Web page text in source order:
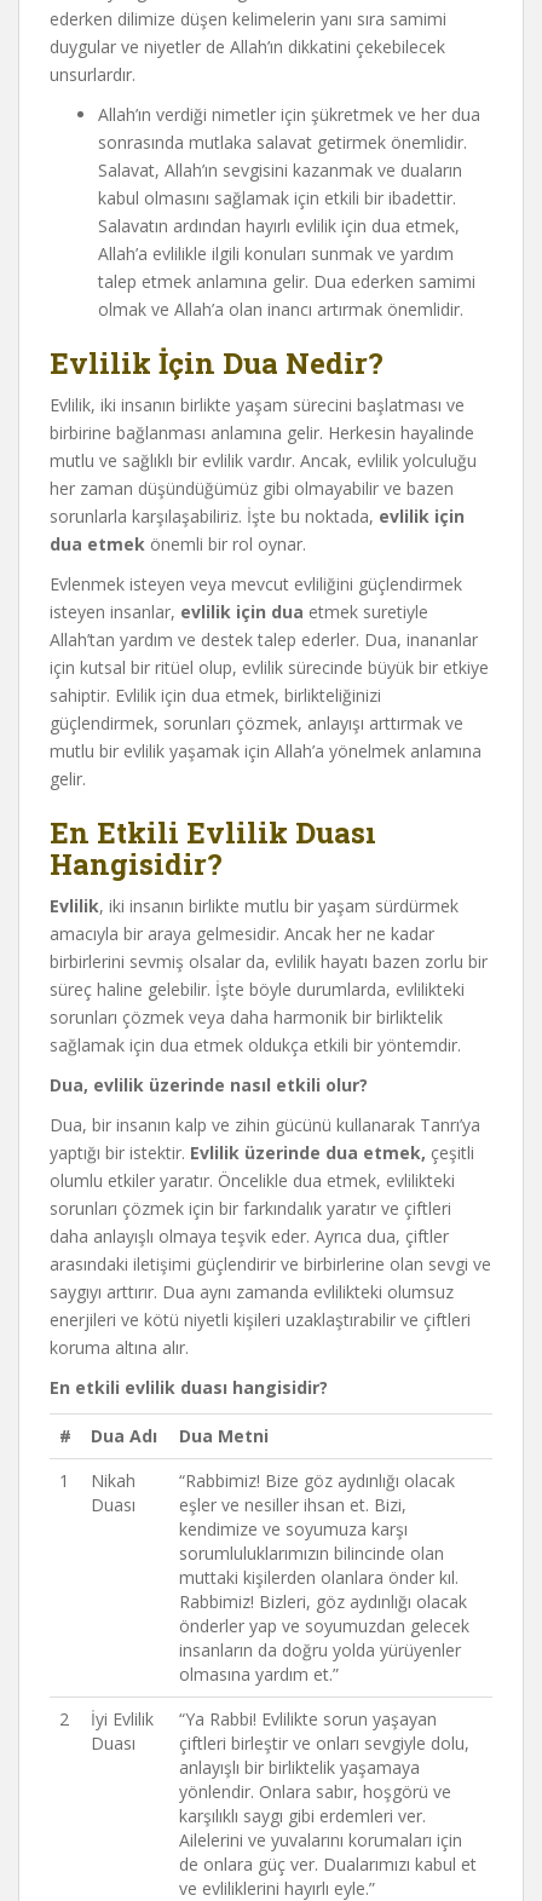
ederken dilimize düşen kelimelerin yanı sıra samimi
duygular ve niyetler de Allah’ın dikkatini çekebilecek
unsurlardır.
Allah’ın verdiği nimetler için şükretmek ve her dua
sonrasında mutlaka salavat getirmek önemlidir.
Salavat, Allah’ın sevgisini kazanmak ve duaların
kabul olmasını sağlamak için etkili bir ibadettir.
Salavatın ardından hayırlı evlilik için dua etmek,
Allah’a evlilikle ilgili konuları sunmak ve yardım
talep etmek anlamına gelir. Dua ederken samimi
olmak ve Allah’a olan inancı artırmak önemlidir.
Evlilik İçin Dua Nedir?
Evlilik, iki insanın birlikte yaşam sürecini başlatması ve
birbirine bağlanması anlamına gelir. Herkesin hayalinde
mutlu ve sağlıklı bir evlilik vardır. Ancak, evlilik yolculuğu
her zaman düşündüğümüz gibi olmayabilir ve bazen
sorunlarla karşılaşabiliriz. İşte bu noktada, evlilik için
dua etmek önemli bir rol oynar.
Evlenmek isteyen veya mevcut evliliğini güçlendirmek
isteyen insanlar, evlilik için dua etmek suretiyle
Allah’tan yardım ve destek talep ederler. Dua, inananlar
için kutsal bir ritüel olup, evlilik sürecinde büyük bir etkiye
sahiptir. Evlilik için dua etmek, birlikteliğinizi
güçlendirmek, sorunları çözmek, anlayışı arttırmak ve
mutlu bir evlilik yaşamak için Allah’a yönelmek anlamına
gelir.
En Etkili Evlilik Duası
Hangisidir?
Evlilik, iki insanın birlikte mutlu bir yaşam sürdürmek
amacıyla bir araya gelmesidir. Ancak her ne kadar
birbirlerini sevmiş olsalar da, evlilik hayatı bazen zorlu bir
süreç haline gelebilir. İşte böyle durumlarda, evlilikteki
sorunları çözmek veya daha harmonik bir birliktelik
sağlamak için dua etmek oldukça etkili bir yöntemdir.
Dua, evlilik üzerinde nasıl etkili olur?
Dua, bir insanın kalp ve zihin gücünü kullanarak Tanrı’ya
yaptığı bir istektir. Evlilik üzerinde dua etmek, çeşitli
olumlu etkiler yaratır. Öncelikle dua etmek, evlilikteki
sorunları çözmek için bir farkındalık yaratır ve çiftleri
daha anlayışlı olmaya teşvik eder. Ayrıca dua, çiftler
arasındaki iletişimi güçlendirir ve birbirlerine olan sevgi ve
saygıyı arttırır. Dua aynı zamanda evlilikteki olumsuz
enerjileri ve kötü niyetli kişileri uzaklaştırabilir ve çiftleri
koruma altına alır.
En etkili evlilik duası hangisidir?
# Dua Adı
Dua Metni
1
Nikah
Duası
“Rabbimiz! Bize göz aydınlığı olacak
eşler ve nesiller ihsan et. Bizi,
kendimize ve soyumuza karşı
sorumluluklarımızın bilincinde olan
muttaki kişilerden olanlara önder kıl.
Rabbimiz! Bizleri, göz aydınlığı olacak
önderler yap ve soyumuzdan gelecek
insanların da doğru yolda yürüyenler
olmasına yardım et.”
2
İyi Evlilik
Duası
“Ya Rabbi! Evlilikte sorun yaşayan
çiftleri birleştir ve onları sevgiyle dolu,
anlayışlı bir birliktelik yaşamaya
yönlendir. Onlara sabır, hoşgörü ve
karşılıklı saygı gibi erdemleri ver.
Ailelerini ve yuvalarını korumaları için
de onlara güç ver. Dualarımızı kabul et
ve evliliklerini hayırlı eyle.”